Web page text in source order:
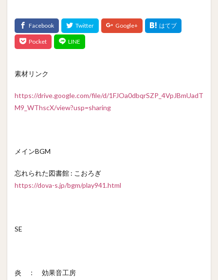
素材リンク
https://drive.google.com/file/d/1FJOa0dbqrSZP_4VpJBmUadT
M9_WThscX/view?usp=sharing
メインBGM
忘れられた図書館 : こおろぎ
https://dova-s.jp/bgm/play941.html
SE
炎 ： 効果音工房